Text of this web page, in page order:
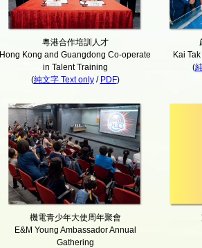
粵港合作培訓人才
Hong Kong and Guangdong Co-operate
in Talent Training
(純文字 Text only/ PDF)
Kai
(
機電青少年大使周年聚會
E&M Young Ambassador Annual
Gathering